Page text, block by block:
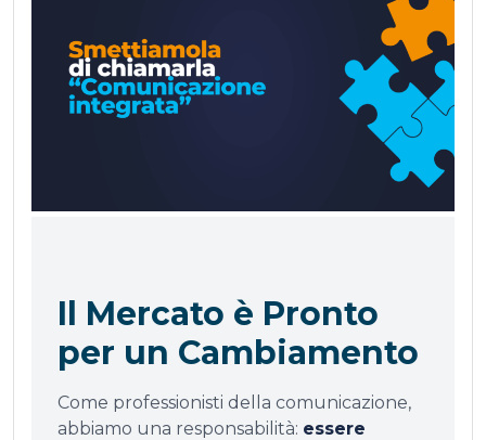
Il Mercato è Pronto
per un Cambiamento
Come professionisti della comunicazione,
abbiamo una responsabilità: essere